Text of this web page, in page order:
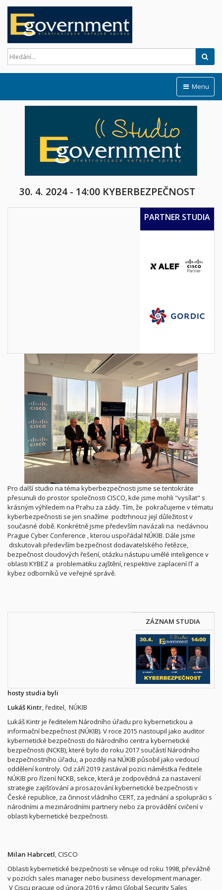
Menu
30. 4. 2024 - 14:00 KYBERBEZPEČNOST
PARTNER STUDIA
Pro další studio na téma kyberbezpečnosti jsme se tentokráte
přesunuli do prostor společnosti CISCO, kde jsme mohli "vysílat" s
krásným výhledem na Prahu za zády. Tím, že pokračujeme v tématu
kyberbezpečnosti se jen snažíme podtrhnouz její důležitost v
současné době. Konkrétně jsme především navázali na nedávnou
Prague Cyber Conference , kterou uspořádal NÚKIB. Dále jsme
diskutovali především bezpečnost dodavatelského řetězce,
bezpečnost cloudových řešení, otázku nástupu umělé inteligence v
oblasti KYBEZ a problematiku zajštění, respektive zaplacení IT a
kybez odborníků ve veřejné správě.
ZÁZNAM STUDIA
hosty studia byli
Lukáš Kintr, ředitel, NÚKIB
Lukáš Kintr je ředitelem Národního úřadu pro kybernetickou a
informační bezpečnost (NÚKIB). V roce 2015 nastoupil jako auditor
kybernetické bezpečnosti do Národního centra kybernetické
bezpečnosti (NCKB), které bylo do roku 2017 součástí Národního
bezpečnostního úřadu, a později na NÚKIB působil jako vedoucí
oddělení kontroly. Od září 2019 zastával pozici náměstka ředitele
NÚKIB pro řízení NCKB, sekce, která je zodpovědná za nastavení
strategie zajišťování a prosazování kybernetické bezpečnosti v
České republice, za činnost vládního CERT, za jednání a spolupráci s
národními a mezinárodními partnery nebo za provádění cvičení v
oblasti kybernetické bezpečnosti.
Milan Habrcetl, CISCO
Oblasti kybernetické bezpečnosti se věnuje od roku 1998, převážně
v pozicích sales manager nebo business development manager.
V Ciscu pracuje od února 2016 v rámci Global Security Sales